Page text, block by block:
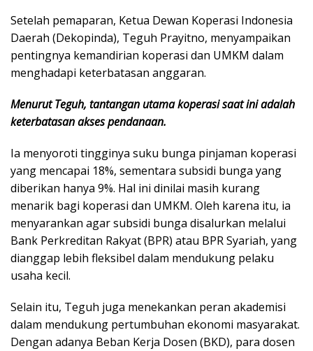
Setelah pemaparan, Ketua Dewan Koperasi Indonesia
Daerah (Dekopinda), Teguh Prayitno, menyampaikan
pentingnya kemandirian koperasi dan UMKM dalam
menghadapi keterbatasan anggaran.
Menurut Teguh, tantangan utama koperasi saat ini adalah
keterbatasan akses pendanaan.
Ia menyoroti tingginya suku bunga pinjaman koperasi
yang mencapai 18%, sementara subsidi bunga yang
diberikan hanya 9%. Hal ini dinilai masih kurang
menarik bagi koperasi dan UMKM. Oleh karena itu, ia
menyarankan agar subsidi bunga disalurkan melalui
Bank Perkreditan Rakyat (BPR) atau BPR Syariah, yang
dianggap lebih fleksibel dalam mendukung pelaku
usaha kecil.
Selain itu, Teguh juga menekankan peran akademisi
dalam mendukung pertumbuhan ekonomi masyarakat.
Dengan adanya Beban Kerja Dosen (BKD), para dosen